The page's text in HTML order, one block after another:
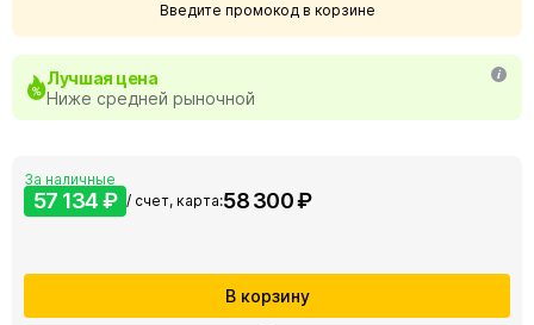
Введите промокод в корзине
Лучшая цена
Ниже средней рыночной
За наличные
57 134 ₽ / счет, карта:58 300 ₽
В корзину